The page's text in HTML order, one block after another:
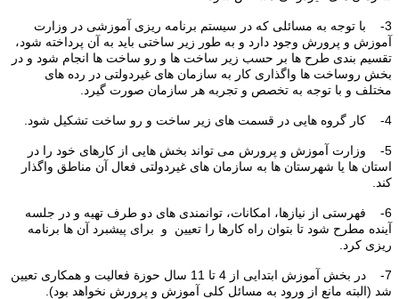
3- با توجه به مسائلی که در سیستم برنامه ریزی آموزشی در وزارت
آموزش و پرورش وجود دارد و به طور زیر ساختی باید به آن پرداخته شود،
تقسیم بندی طرح ها بر حسب زیر ساخت ها و رو ساخت ها انجام شود و در
بخش روساخت ها واگذاری کار به سازمان های غیردولتی در رده های
مختلف و با توجه به تخصص و تجربه هر سازمان صورت گیرد.
4- کار گروه هایی در قسمت های زیر ساخت و رو ساخت تشکیل شود.
5- وزارت آموزش و پرورش می تواند بخش هایی از کارهای خود را در
استان ها یا شهرستان ها به سازمان های غیردولتی فعال آن مناطق واگذار
کند.
6- فهرستی از نیازها، امکانات، توانمندی های دو طرف تهیه و در جلسه
آینده مطرح شود تا بتوان راه کارها را تعیین و برای پیشبرد آن ها برنامه
ریزی کرد.
7- در بخش آموزش ابتدایی از 4 تا 11 سال حوزة فعالیت و همکاری تعیین
شد (البته مانع از ورود به مسائل کلی آموزش و پرورش نخواهد بود).